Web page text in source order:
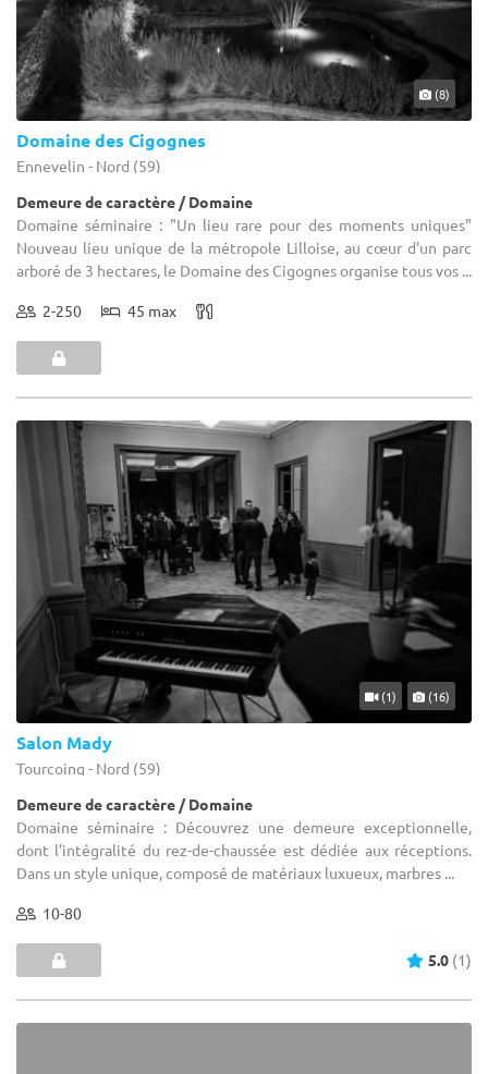
(8)
Domaine des Cigognes
Ennevelin - Nord (59)
Demeure de caractère / Domaine
Domaine séminaire : "Un lieu rare pour des moments uniques"
Nouveau lieu unique de la métropole Lilloise, au cœur d'un parc
arboré de 3 hectares, le Domaine des Cigognes organise tous vos ...
2-250 45 max
(1) (16)
Salon Mady
Tourcoing - Nord (59)
Demeure de caractère / Domaine
Domaine séminaire : Découvrez une demeure exceptionnelle,
dont l’intégralité du rez-de-chaussée est dédiée aux réceptions.
Dans un style unique, composé de matériaux luxueux, marbres ...
10-80
5.0 (1)